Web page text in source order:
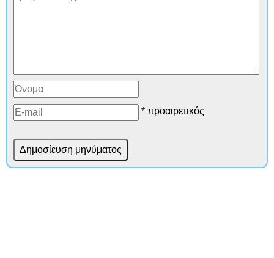
* προαιρετικός